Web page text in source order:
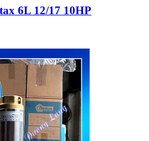
6L 12/17 10HP